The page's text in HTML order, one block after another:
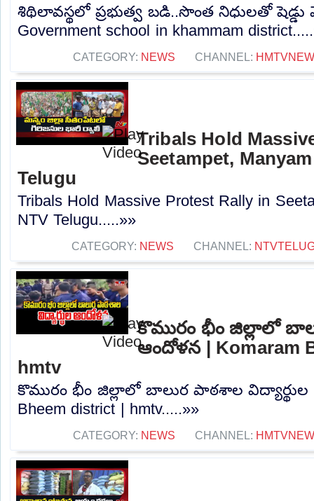
శిథిలావస్థలో ప్రభుత్వ బడి..సొంత నిధులతో షెడ్డు
Government school in khammam
CATEGORY: NEWS CHANNEL:
Tribals Hold
Seetampet,
Telugu
Tribals Hold Massive Protest Rally in
NTV Telugu.....»»
CATEGORY: NEWS CHANNEL:
కొమురం భీం జిల్లాలో
ఆందోళన | Komaram
hmtv
కొమురం భీం జిల్లాలో బాలుర పాఠశాల విద్యార్థుల
Bheem district | hmtv.....»»
CATEGORY: NEWS CHANNEL: